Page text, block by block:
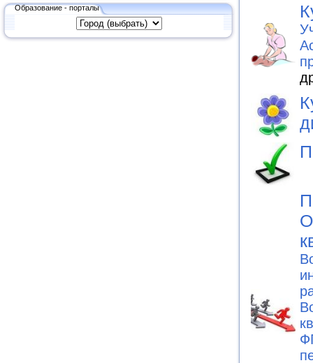
Образование - порталы